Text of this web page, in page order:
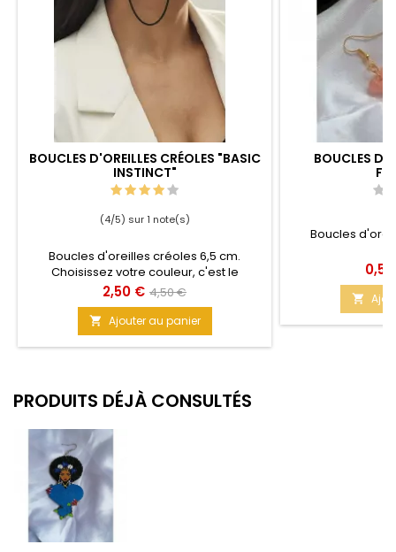
BOUCLES D'OREILLES CRÉOLES "BASIC
INSTINCT"
(4/5) sur 1 note(s)
Boucles d'oreilles créoles 6,5 cm.
Choisissez votre couleur, c'est le
Printemps après tout. Lâchez vous
Prix
2,50 € Prix
de
base
4,50 €
 Ajouter au panier
BOUCLES
Boucles
Prix

PRODUITS DÉJÀ CONSULTÉS